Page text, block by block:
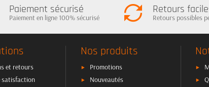
Paiement sécurisé
Paiement en ligne 100% sécurisé
Retours
Retours possibles
et retours
satisfaction
Nos produits
Promotions
Nouveautés